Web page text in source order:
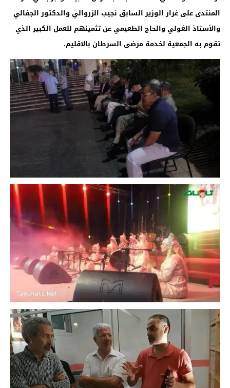
المنتدى على غرار الوزير السابق نجيب الزروالي والدكتور الجفالي
والأستاذ الغولي والحاج الطعيمي عن تثمينهم للعمل الكبير الذي
تقوم به الجمعية لخدمة مرضى السرطان بالاقليم.